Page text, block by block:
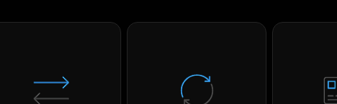
раз в 2 недели